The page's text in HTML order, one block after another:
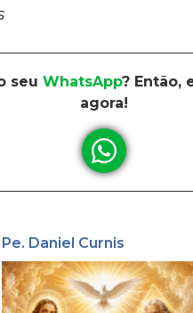
seu WhatsApp? Então,
agora!
Pe. Daniel Curnis